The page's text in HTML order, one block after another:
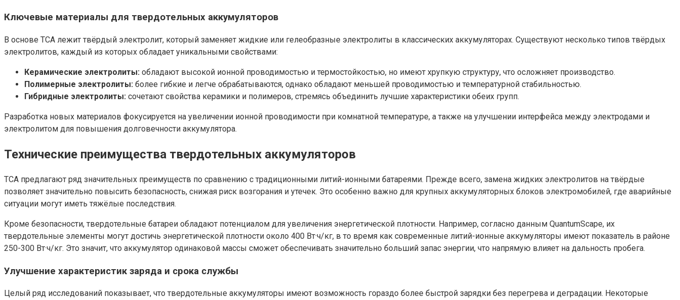
Ключевые материалы для твердотельных аккумуляторов
В основе ТСА лежит твёрдый электролит, который заменяет жидкие или гелеобразные электролиты в классических аккумуляторах. Существуют несколько типов твёрдых
электролитов, каждый из которых обладает уникальными свойствами:
Керамические электролиты: обладают высокой ионной проводимостью и термостойкостью, но имеют хрупкую структуру, что осложняет производство.
Полимерные электролиты: более гибкие и легче обрабатываются, однако обладают меньшей проводимостью и температурной стабильностью.
Гибридные электролиты: сочетают свойства керамики и полимеров, стремясь объединить лучшие характеристики обеих групп.
Разработка новых материалов фокусируется на увеличении ионной проводимости при комнатной температуре, а также на улучшении интерфейса между электродами и
электролитом для повышения долговечности аккумулятора.
Технические преимущества твердотельных аккумуляторов
ТСА предлагают ряд значительных преимуществ по сравнению с традиционными литий-ионными батареями. Прежде всего, замена жидких электролитов на твёрдые
позволяет значительно повысить безопасность, снижая риск возгорания и утечек. Это особенно важно для крупных аккумуляторных блоков электромобилей, где аварийные
ситуации могут иметь тяжёлые последствия.
Кроме безопасности, твердотельные батареи обладают потенциалом для увеличения энергетической плотности. Например, согласно данным QuantumScape, их
твердотельные элементы могут достичь энергетической плотности около 400 Вт·ч/кг, в то время как современные литий-ионные аккумуляторы имеют показатель в районе
250-300 Вт·ч/кг. Это значит, что аккумулятор одинаковой массы сможет обеспечивать значительно больший запас энергии, что напрямую влияет на дальность пробега.
Улучшение характеристик заряда и срока службы
Целый ряд исследований показывает, что твердотельные аккумуляторы имеют возможность гораздо более быстрой зарядки без перегрева и деградации. Некоторые